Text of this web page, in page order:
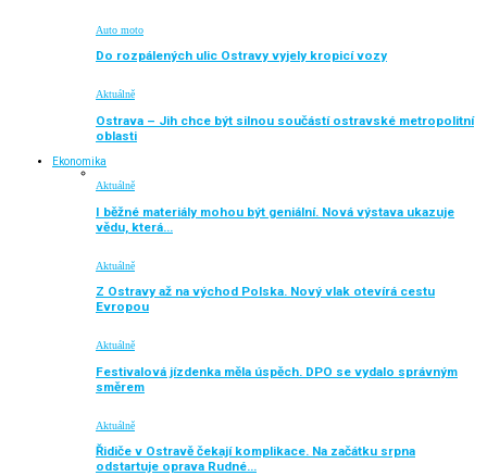
Auto moto
Do rozpálených ulic Ostravy vyjely kropicí vozy
Aktuálně
Ostrava – Jih chce být silnou součástí ostravské metropolitní
oblasti
Ekonomika
Aktuálně
I běžné materiály mohou být geniální. Nová výstava ukazuje
vědu, která…
Aktuálně
Z Ostravy až na východ Polska. Nový vlak otevírá cestu
Evropou
Aktuálně
Festivalová jízdenka měla úspěch. DPO se vydalo správným
směrem
Aktuálně
Řidiče v Ostravě čekají komplikace. Na začátku srpna
odstartuje oprava Rudné…